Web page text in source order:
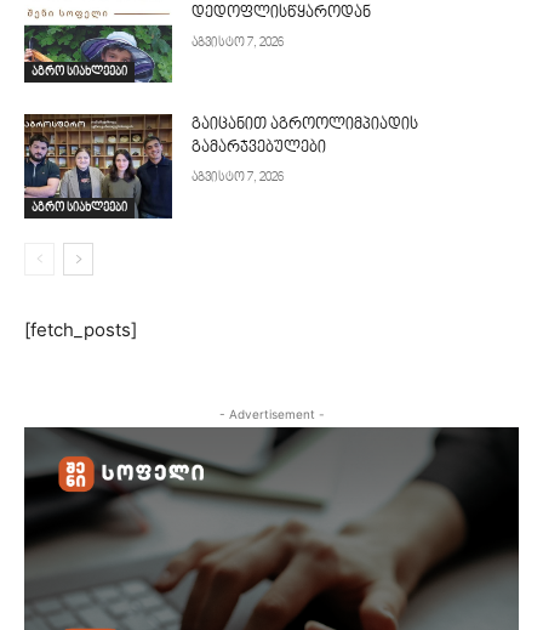
აგრო სიახლეები
დედოფლისწყაროდან
აგვისტო 7, 2026
აგრო სიახლეები
გაიცანით აგროოლიმპიადის
გამარჯვებულები
აგვისტო 7, 2026
[fetch_posts]
- Advertisement -